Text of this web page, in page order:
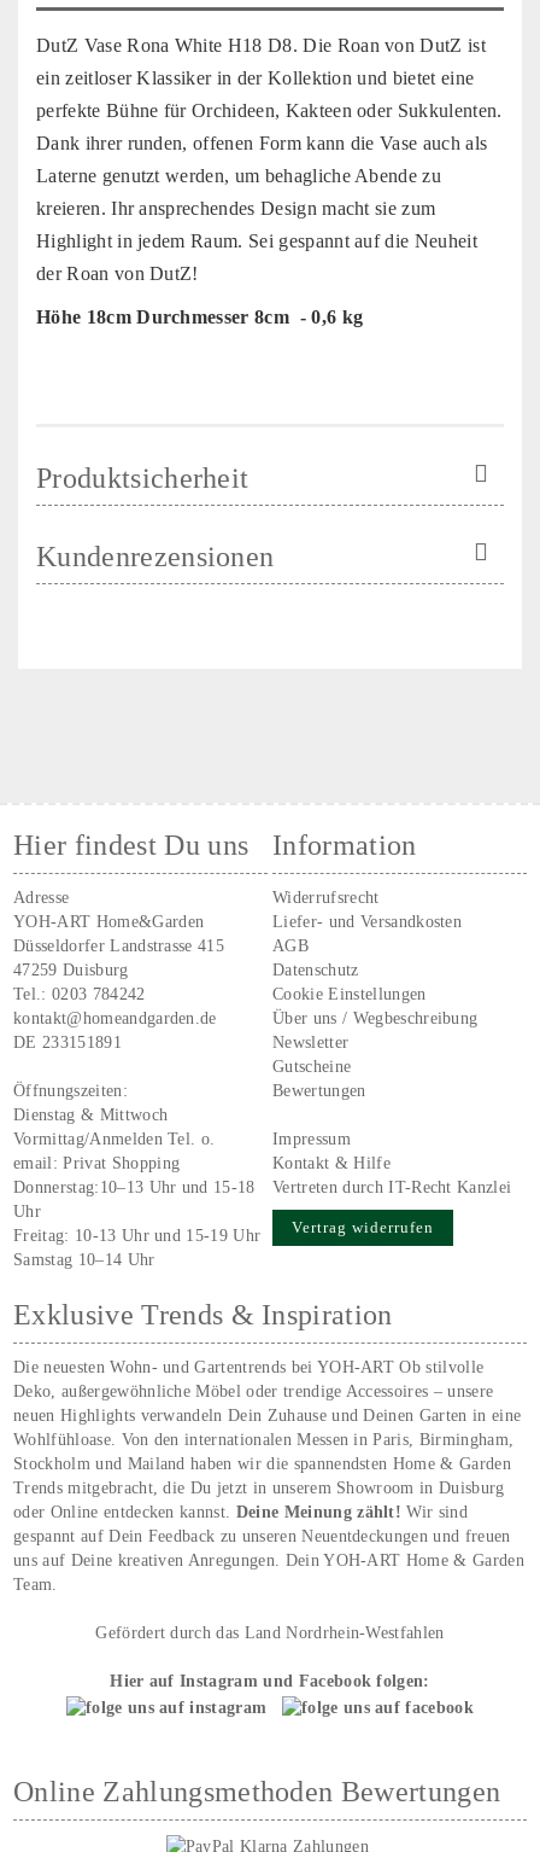
DutZ Vase Rona White H18 D8. Die Roan von DutZ ist
ein zeitloser Klassiker in der Kollektion und bietet eine
perfekte Bühne für Orchideen, Kakteen oder Sukkulenten.
Dank ihrer runden, offenen Form kann die Vase auch als
Laterne genutzt werden, um behagliche Abende zu
kreieren. Ihr ansprechendes Design macht sie zum
Highlight in jedem Raum. Sei gespannt auf die Neuheit
der Roan von DutZ!
Höhe 18cm Durchmesser 8cm - 0,6 kg
Produktsicherheit
Kundenrezensionen
Hier findest Du uns
Adresse
YOH-ART Home&Garden
Düsseldorfer Landstrasse 415
47259 Duisburg
Tel.:0203 784242
kontakt@homeandgarden.de
DE 233151891
Öffnungszeiten:
Dienstag & Mittwoch
Vormittag/Anmelden Tel. o.
email:Privat Shopping
Donnerstag:10–13 Uhr und 15-18
Uhr
Freitag: 10-13 Uhr und 15-19 Uhr
Samstag 10–14 Uhr
Information
Widerrufsrecht
Liefer- und Versandkosten
AGB
Datenschutz
Cookie Einstellungen
Über uns / Wegbeschreibung
Newsletter
Gutscheine
Bewertungen
Impressum
Kontakt & Hilfe
Vertreten durch IT-Recht Kanzlei
Vertrag widerrufen
Exklusive Trends & Inspiration
Die neuesten Wohn- und Gartentrends bei YOH‑ART Ob stilvolle
Deko, außergewöhnliche Möbel oder trendige Accessoires – unsere
neuen Highlights verwandeln Dein Zuhause und Deinen Garten in eine
Wohlfühloase. Von den internationalen Messen in Paris, Birmingham,
Stockholm und Mailand haben wir die spannendsten Home & Garden
Trends mitgebracht, die Du jetzt in unserem Showroom in Duisburg
oder Online entdecken kannst. Deine Meinung zählt!Wir sind
gespannt auf Dein Feedback zu unseren Neuentdeckungen und freuen
uns auf Deine kreativen Anregungen. Dein YOH‑ART Home & Garden
Team.
Gefördert durch das Land Nordrhein-Westfahlen
Hier auf Instagram und Facebook folgen:
Online Zahlungsmethoden Bewertungen